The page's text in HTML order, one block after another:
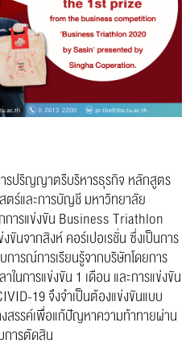
รปริญญาตรีบริหารธุรกิจ หลักสูตร
ร์และการบัญชี มหาวิทยาลัย
การแข่งขัน Business Triathlon
นจากสิงห์ คอร์เปอเรชั่น ซึ่งเป็นการ
ารณ์การเรียนรู้จากบริษัทโดยการ
ในการแข่งขัน 1 เดือน และการแข่งขัน
19 จึงจำเป็นต้องแข่งขันแบบ
สรรค์เพื่อแก้ปัญหาความท้าทายผ่าน
การตัดสิน